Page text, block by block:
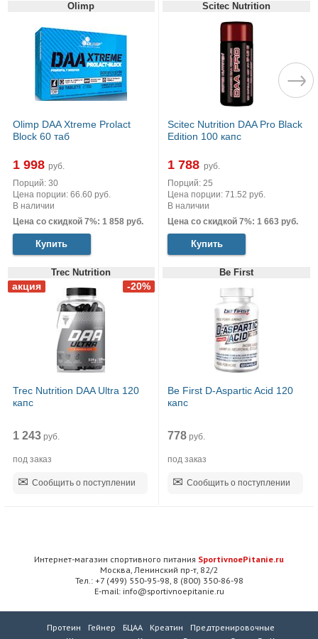
Olimp
Olimp DAA Xtreme Prolact
Block 60 таб
1 998 руб.
Порций: 30
Цена порции: 66.60 руб.
В наличии
Цена со скидкой 7%: 1 858 руб.
Купить
Scitec Nutrition
Scitec Nutrition DAA Pro Black
Edition 100 капс
1 788 руб.
Порций: 25
Цена порции: 71.52 руб.
В наличии
Цена со скидкой 7%: 1 663 руб.
Купить
Trec Nutrition
Trec Nutrition DAA Ultra 120
капс
1 243руб.
под заказ
Сообщить о поступлении
Be First
Be First D-Aspartic Acid 120
капс
778 руб.
под заказ
Сообщить о поступлении
Интернет-магазин спортивного питания SportivnoePitanie.ru
Москва, Ленинский пр-т, 82/2
Тел.: +7 (499) 550-95-98, 8 (800) 350-86-98
E-mail: info@sportivnoepitanie.ru
Протеин Гейнер БЦАА Креатин
Предтренировочные